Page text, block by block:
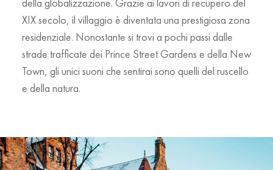
XIX secolo, il villaggio è diventata una prestigiosa zona
residenziale. Nonostante si trovi a pochi passi dalle
strade trafficate dei Prince Street Gardens e della New
Town, gli unici suoni che sentirai sono quelli del ruscello
e della natura.